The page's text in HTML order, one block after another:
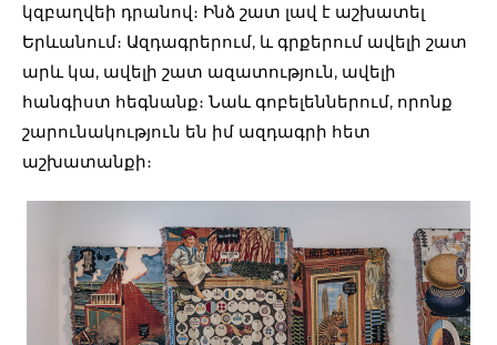
կզբաղվեի դրանով։ Ինձ շատ լավ է աշխատել
Երևանում։ Ազդագրերում, և գրքերում ավելի շատ
արև կա, ավելի շատ ազատություն, ավելի
հանգիստ հեգնանք։ Նաև գոբելեններում, որոնք
շարունակություն են իմ ազդագրի հետ
աշխատանքի։